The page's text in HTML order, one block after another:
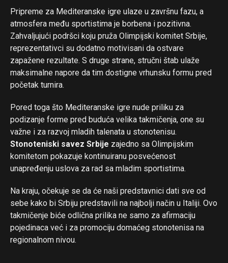
Pripreme za Mediteranske igre ulaze u završnu fazu, a
atmosfera među sportistima je borbena i pozitivna.
Zahvaljujući podršci koju pruža Olimpijski komitet Srbije,
reprezentativci su dodatno motivisani da ostvare
zapažene rezultate. S druge strane, stručni štab ulaže
maksimalne napore da tim dostigne vrhunsku formu pred
početak turnira.
Pored toga što Mediteranske igre nude priliku za
podizanje forme pred buduća velika takmičenja, one su
važne i za razvoj mladih talenata u stonotenisu.
Stonoteniski savez Srbije zajedno sa Olimpijskim
komitetom pokazuje kontinuiranu posvećenost
unapređenju uslova za rad sa mladim sportistima.
Na kraju, očekuje se da će naši predstavnici dati sve od
sebe kako bi Srbiju predstavili na najbolji način u Italiji. Ovo
takmičenje biće odlična prilika ne samo za afirmaciju
pojedinaca već i za promociju domaćeg stonotenisa na
regionalnom nivou.
Flipboard
Pinterest
Whatsapp
Email